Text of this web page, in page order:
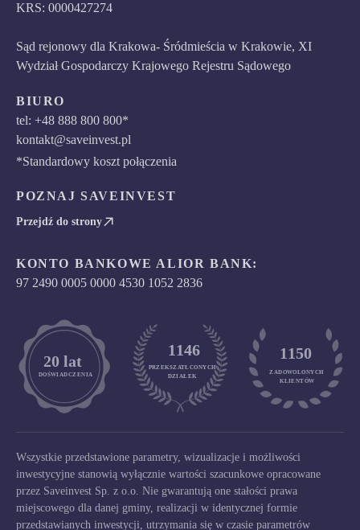
KRS: 0000427274
Sąd rejonowy dla Krakowa- Śródmieścia w Krakowie, XI
Wydział Gospodarczy Krajowego Rejestru Sądowego
BIURO
tel: +48 888 800 800*
kontakt@saveinvest.pl
*Standardowy koszt połączenia
POZNAJ SAVEINVEST
Przejdź do strony
KONTO BANKOWE ALIOR BANK:
97 2490 0005 0000 4530 1052 2836
DOŚWIADCZENIA
	20 lat
1146
PRZEKSZATŁCONYCH
DZIAŁEK
1150
ZADOWOLONYCH
KLIENTÓW
Wszystkie przedstawione parametry, wizualizacje i możliwości
inwestycyjne stanowią wyłącznie wartości szacunkowe opracowane
przez Saveinvest Sp. z o.o. Nie gwarantują one stałości prawa
miejscowego dla danej gminy, realizacji w identycznej formie
przedstawianych inwestycji, utrzymania się w czasie parametrów